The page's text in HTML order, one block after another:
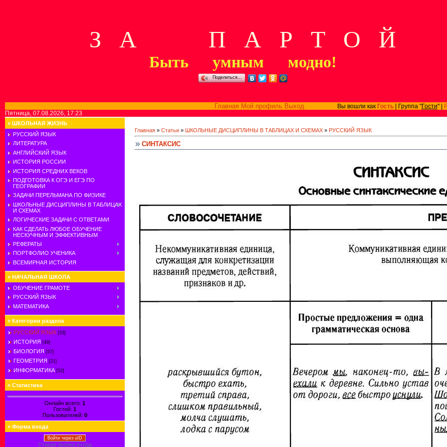
З А П А Р Т О Й
Быть умным модно!
Поделиться…
Главная Мой профиль ВыходВы вошли как Гость| Группа "Гости" |
Пятница, 07.08.2026, 17:23
» ШКОЛЬНАЯ ЖИЗНЬ
РУССКИЙ ЯЗЫК
ЛИТЕРАТУРА
АНГЛИЙСКИЙ ЯЗЫК
ИСТОРИЯ РОССИИ
ИСТОРИЯ СРЕДНИХ ВЕКОВ
ПОДГОТОВКА К ОГЭ И ЕГЭ ПО
ГЕОГРАФИИ
ЗАДАЧИ ПЕРЕЛЬМАНА ПО ФИЗИКЕ
ШКОЛЬНЫЕ ДИСЦИПЛИНЫ В ТАБЛИЦАХ
И СХЕМАХ
ЛОГИЧЕСКИЕ ЗАДАЧИ С ОТВЕТАМИ
КАК СДЕЛАТЬ ЛЮБОЕ ОБУЧЕНИЕ
НЕСКУЧНЫМ И ЭФФЕКТИВНЫМ
РЕФЕРАТЫ
ПОРТФОЛИО УЧЕНИКА
ВСЕМИРНАЯ ИСТОРИЯ
» НАЧАЛЬНАЯ ШКОЛА
ОБУЧЕНИЕ ГРАМОТЕ
РУССКИЙ ЯЗЫК
МАТЕМАТИКА
» Категории раздела
РУССКИЙ ЯЗЫК [53]
ИСТОРИЯ [49]
БИОЛОГИЯ [57]
ГЕОМЕТРИЯ [21]
ИНФОРМАТИКА [52]
» Статистика
Онлайн всего: 1
Гостей: 1
Пользователей: 0
» Форма входа
Войти через uID
Старая форма входа
Главная » Статьи » ШКОЛЬНЫЕ ДИСЦИПЛИНЫ В ТАБЛИЦАХ И СХЕМАХ » РУССКИЙ ЯЗЫК
СИНТАКСИС